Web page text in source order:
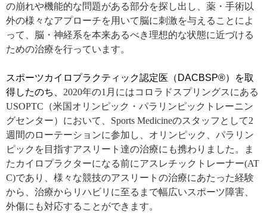
の崩れや機能的な問題がある部分を探し出し、薬・手術以
外の様々なアプローチを用いて脳に刺激を与えることによ
って、脳・神経系を本来あるべき理想的な状態に近づける
ための治療を行っています。
スポーツカイロプラクティック認定医（DACBSP®）を取
得したのち、 2020年の1月にはコロラドスプリングスにある
USOPTC（米国オリンピック・パラリンピックトレーニン
グセンター）において、Sports Medicineのスタッフとして2
週間のローテーションに参加し、オリンピック、パラリン
ピックを目指すアスリート達の治療にも携わりました。ま
たカイロプラクターになる前にアスレチックトレーナー(AT
C)であり、様々な競技のアスリートの治療にあたった経験
から、治療からリハビリに至るまで幅広いスポーツ障害、
外傷にも対応することができます。